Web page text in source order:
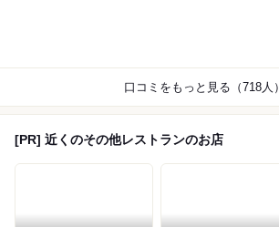
口コミをもっと見る（718人）
[PR] 近くのその他レストランのお店